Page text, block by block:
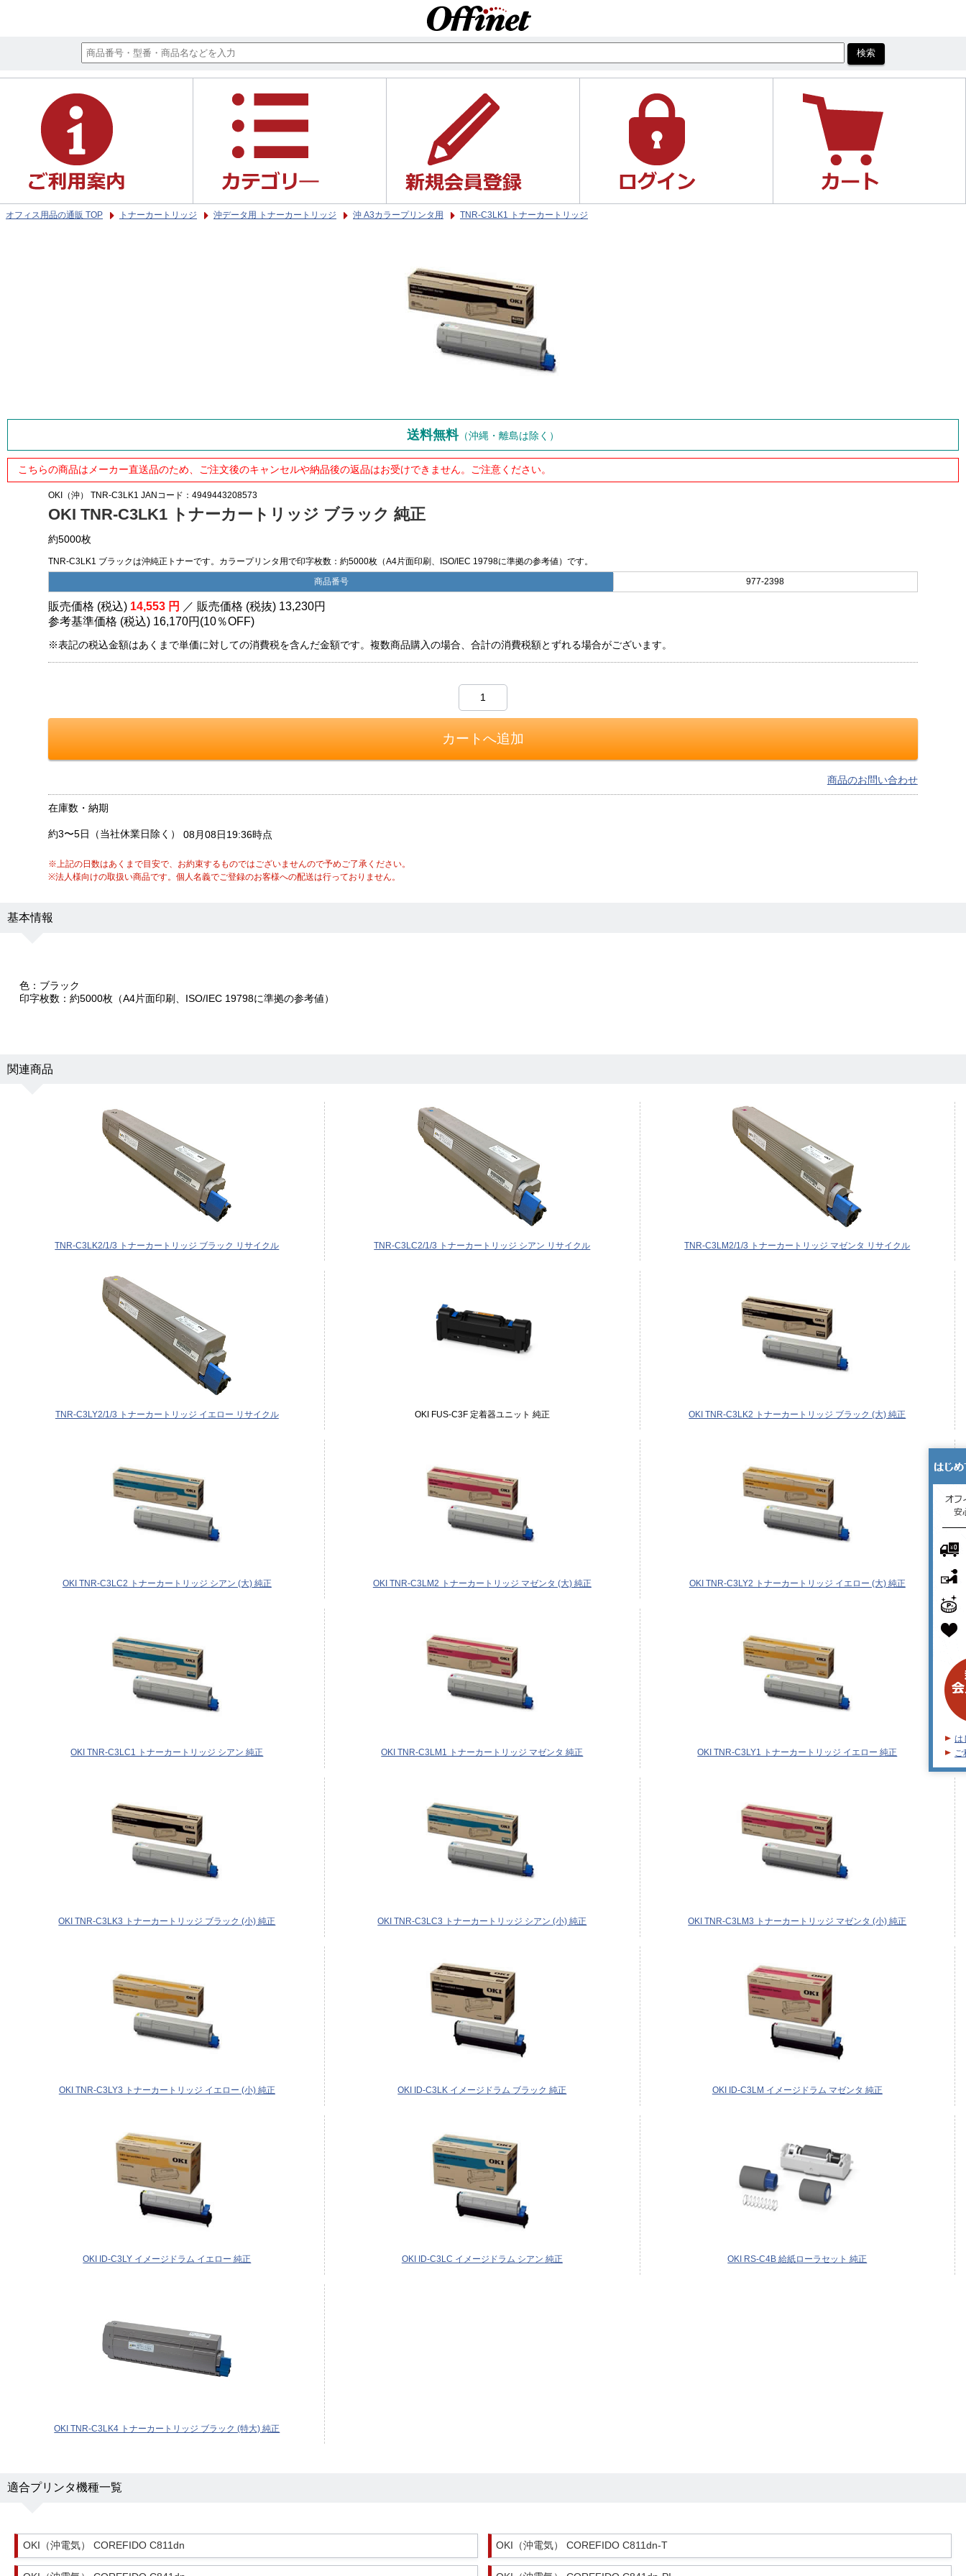
オフィス用品の通販 TOP トナーカートリッジ 沖データ用 トナーカートリッジ 沖 A3カラープリンタ用 TNR-C3LK1 トナーカートリッジ
送料無料（沖縄・離島は除く）
こちらの商品はメーカー直送品のため、ご注文後のキャンセルや納品後の返品はお受けできません。ご注意ください。
OKI（沖） TNR-C3LK1 JANコード：4949443208573
OKI TNR-C3LK1 トナーカートリッジ ブラック 純正
約5000枚
TNR-C3LK1 ブラックは沖純正トナーです。カラープリンタ用で印字枚数：約5000枚（A4片面印刷、ISO/IEC 19798に準拠の参考値）です。
商品番号 977-2398
販売価格 (税込) 14,553 円 ／ 販売価格 (税抜) 13,230円
参考基準価格 (税込) 16,170円 (10％OFF)
※表記の税込金額はあくまで単価に対しての消費税を含んだ金額です。複数商品購入の場合、合計の消費税額とずれる場合がございます。
商品のお問い合わせ
在庫数・納期
約3〜5日（当社休業日除く） 08月08日19:36時点
※上記の日数はあくまで目安で、お約束するものではございませんので予めご了承ください。
※法人様向けの取扱い商品です。個人名義でご登録のお客様への配送は行っておりません。
基本情報
色：ブラック
印字枚数：約5000枚（A4片面印刷、ISO/IEC 19798に準拠の参考値）
関連商品
TNR-C3LK2/1/3 トナーカートリッジ ブラック リサイクル TNR-C3LC2/1/3 トナーカートリッジ シアン リサイクル TNR-C3LM2/1/3 トナーカートリッジ マゼンタ リサイクル
TNR-C3LY2/1/3 トナーカートリッジ イエロー リサイクル OKI FUS-C3F 定着器ユニット 純正 OKI TNR-C3LK2 トナーカートリッジ ブラック (大) 純正
OKI TNR-C3LC2 トナーカートリッジ シアン (大) 純正 OKI TNR-C3LM2 トナーカートリッジ マゼンタ (大) 純正 OKI TNR-C3LY2 トナーカートリッジ イエロー (大) 純正
OKI TNR-C3LC1 トナーカートリッジ シアン 純正 OKI TNR-C3LM1 トナーカートリッジ マゼンタ 純正 OKI TNR-C3LY1 トナーカートリッジ イエロー 純正
OKI TNR-C3LK3 トナーカートリッジ ブラック (小) 純正 OKI TNR-C3LC3 トナーカートリッジ シアン (小) 純正 OKI TNR-C3LM3 トナーカートリッジ マゼンタ (小) 純正
OKI TNR-C3LY3 トナーカートリッジ イエロー (小) 純正 OKI ID-C3LK イメージドラム ブラック 純正 OKI ID-C3LM イメージドラム マゼンタ 純正
OKI ID-C3LY イメージドラム イエロー 純正 OKI ID-C3LC イメージドラム シアン 純正 OKI RS-C4B 給紙ローラセット 純正
OKI TNR-C3LK4 トナーカートリッジ ブラック (特大) 純正
適合プリンタ機種一覧
OKI（沖電気） COREFIDO C811dn OKI（沖電気） COREFIDO C811dn-T
は
ご